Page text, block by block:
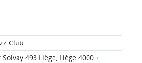
Club
493 Liège, Liège 4000 +